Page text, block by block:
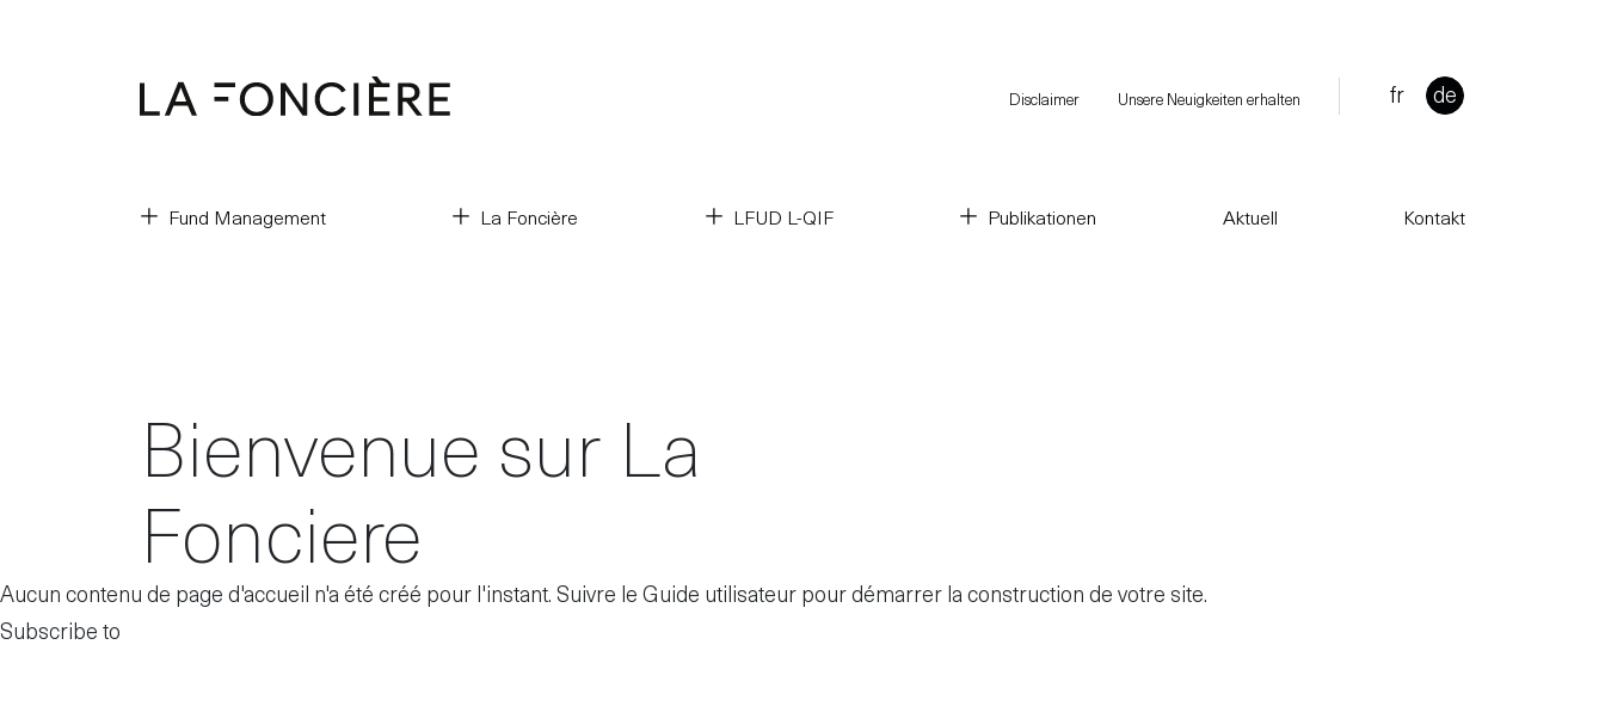
Fund Management La Foncière LFUD L-QIF Publikationen Aktuell Kontakt
Disclaimer Unsere Neuigkeiten erhalten fr de
Bienvenue sur La
Fonciere
Aucun contenu de page d'accueil n'a été créé pour l'instant. Suivre leGuide utilisateurpour démarrer la construction de votre site.
Subscribe to